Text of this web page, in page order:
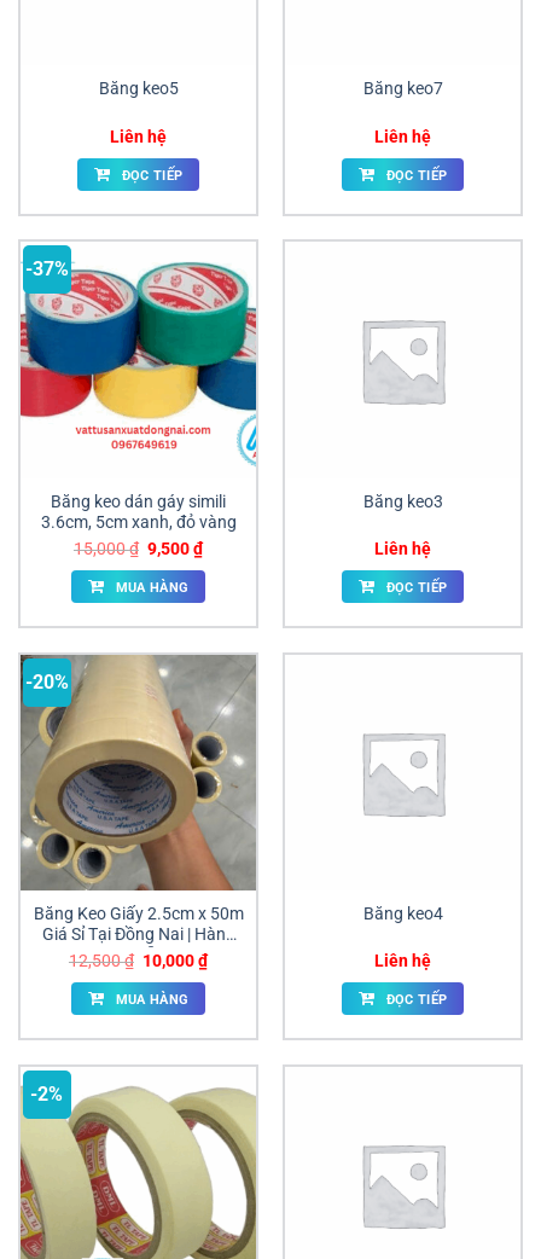
Băng keo5
Liên hệ
ĐỌC TIẾP
Băng keo7
Liên hệ
ĐỌC TIẾP
-37%
Băng keo dán gáy simili
3.6cm, 5cm xanh, đỏ vàng
15,000₫ Giá
gốc
là:
15,000 ₫.
9,500₫Giá
hiện
tại
MUA HÀNG
Băng keo3
Liên hệ
ĐỌC TIẾP
-20%
Băng Keo Giấy 2.5cm x 50m
Giá Sỉ Tại Đồng Nai | Hàng
Có Sẵn
12,500₫ Giá
gốc
là:
12,500 ₫.
10,000₫Giá
hiện
MUA HÀNG
Băng keo4
Liên hệ
ĐỌC TIẾP
-2%